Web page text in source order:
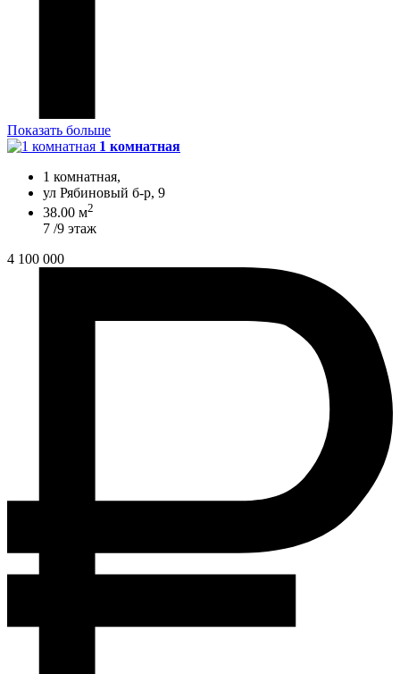
Показать больше
1 комнатная
1 комнатная,
ул Рябиновый б-р, 9
38.00 м2
7 /9 этаж
4 100 000